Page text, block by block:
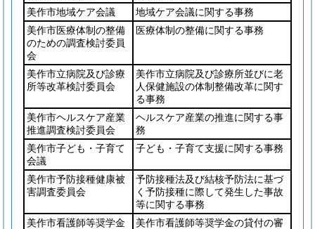
美作市地域ケア会議
地域ケア会議に関する事務
美作市医療体制の整備
のための調査検討委員
会
医療体制の整備に関する事務
美作市立病院及び診療
所等改革検討委員会
美作市立病院及び診療所並びに老
人保健施設の体制整備改革に関す
る事務
美作市ヘルスケア産業
推進調査検討委員会
ヘルスケア産業の推進に関する事
務
美作市子ども・子育て
会議
子ども・子育て支援に関する事務
美作市予防接種健康被
害調査委員会
予防接種法及び結核予防法に基づ
く予防接種に際して発生した事故
等に関する事務
美作市看護師等奨学金
美作市看護師等奨学金の貸付の審